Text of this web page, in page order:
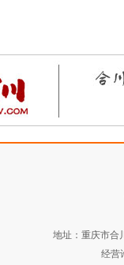
地址：重庆市合
经营